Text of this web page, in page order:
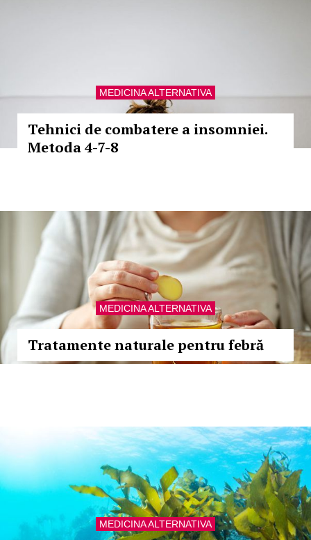
MEDICINA ALTERNATIVA
Tehnici de combatere a insomniei.
Metoda 4-7-8
MEDICINA ALTERNATIVA
Tratamente naturale pentru febră
MEDICINA ALTERNATIVA